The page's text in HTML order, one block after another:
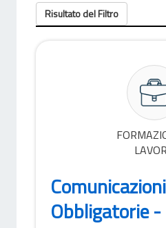
Risultato del Filtro
Comunicazioni
Obbligatorie -